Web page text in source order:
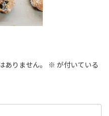
ありません。 ※ が付いている